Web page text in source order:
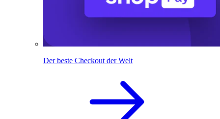
Der beste Checkout der Welt